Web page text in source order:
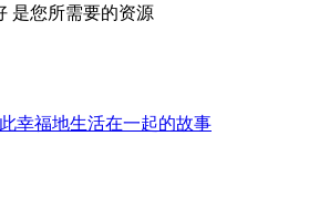
是您所需要的资源
幸福地生活在一起的故事